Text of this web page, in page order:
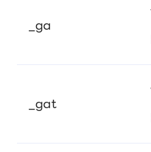
_ga
_gat